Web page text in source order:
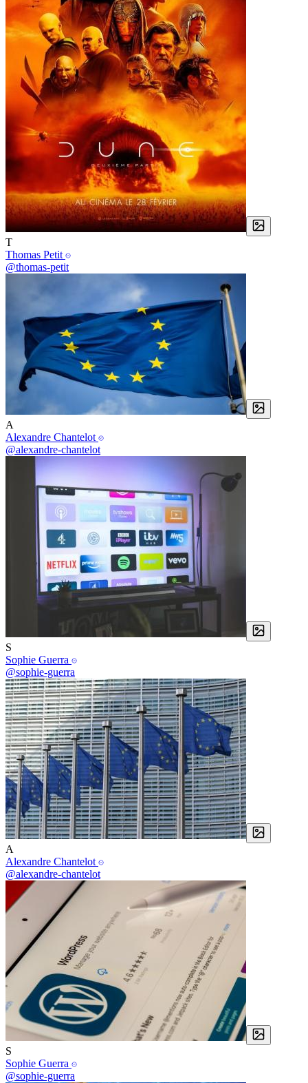
T
Thomas Petit
@thomas-petit
A
Alexandre Chantelot
@alexandre-chantelot
S
Sophie Guerra
@sophie-guerra
A
Alexandre Chantelot
@alexandre-chantelot
S
Sophie Guerra
@sophie-guerra